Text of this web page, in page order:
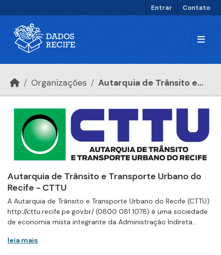
Entrar Contato
Organizações Autarquia de Trânsito e...
Autarquia de Trânsito e Transporte Urbano do
Recife - CTTU
A Autarquia de Trânsito e Transporte Urbano do Recife (CTTU)
http://cttu.recife.pe.gov.br/ (0800 081 1078) é uma sociedade
de economia mista integrante da Administração Indireta...
leia mais